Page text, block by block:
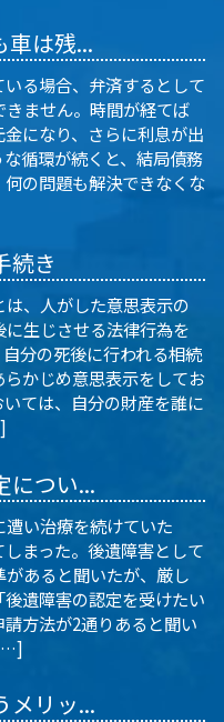
車は残...
る場合、弁済するとして
ません。時間が経てば
になり、さらに利息が出
循環が続くと、結局債務
の問題も解決できなくな
続き
、人がした意思表示の
生じさせる法律行為を
分の死後に行われる相続
かじめ意思表示をしてお
ては、自分の財産を誰に
につい...
遭い治療を続けていた
まった。後遺障害として
あると聞いたが、厳し
遺障害の認定を受けたい
方法が2通りあると聞い
メリッ...